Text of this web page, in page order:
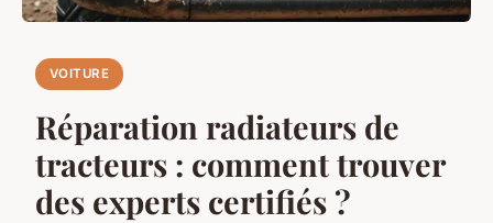
VOITURE
Réparation radiateurs de
tracteurs : comment trouver
des experts certifiés ?